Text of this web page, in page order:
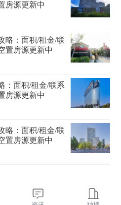
房源更新中
略：面积/租金/联
置房源更新中
：面积/租金/联系
房源更新中
略：面积/租金/联
置房源更新中